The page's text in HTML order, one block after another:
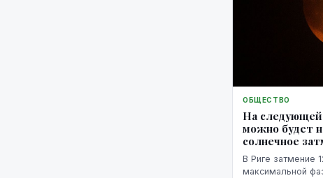
ОБЩЕСТВО
На
можно будет
солнечное
В Риге затмение
максимальной